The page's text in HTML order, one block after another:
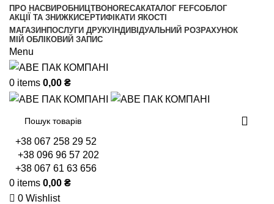
ПРО НАСВИРОБНИЦТВОHORECAКАТАЛОГ FEFCOБЛОГ
АКЦІЇ ТА ЗНИЖКИСЕРТИФІКАТИ ЯКОСТІ
МАГАЗИН ПОСЛУГИ ДРУКУ ІНДИВІДУАЛЬНИЙ РОЗРАХУНОК
МІЙ ОБЛІКОВИЙ ЗАПИС
Menu
0 items 0,00 ₴
+38 067 258 29 52
+38 096 96 57 202
+38 067 61 63 656
0 items 0,00 ₴
0 Wishlist